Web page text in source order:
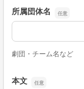
所属団体名
所属団体名
劇団・チーム名など
本文